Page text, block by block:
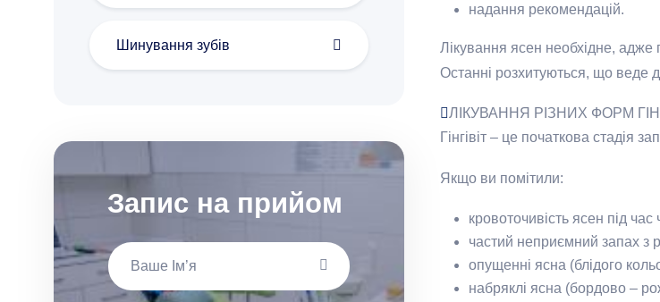
Шинування зубів
Запис на прийом
надання рекомендацій.
Лікування ясен необхідне,
Останні розхитуються, що веде
ЛІКУВАННЯ РІЗНИХ ФОРМ
Гінгівіт – це початкова стадія
Якщо ви помітили:
кровоточивість ясен під
частий неприємний запах з
опущенні ясна (блідого
набряклі ясна (бордово –